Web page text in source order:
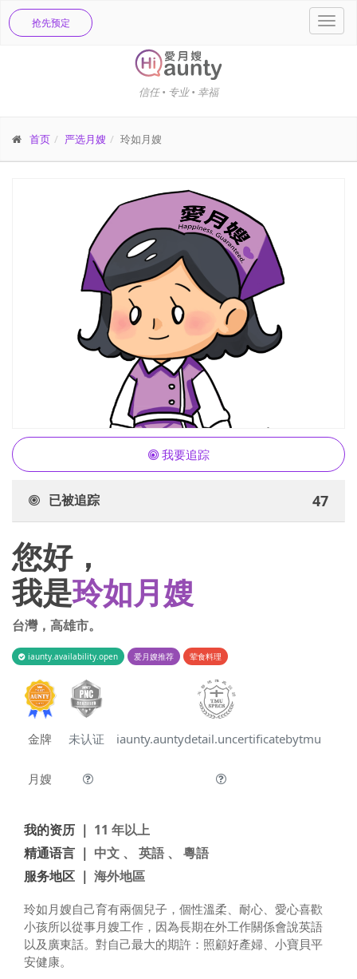
简体中文 购物车
信任 • 专业 • 幸福
抢先预定
首页 严选月嫂 玲如月嫂
我要追踪
已被追踪 47
您好，
我是玲如月嫂
台灣， 高雄市。
iaunty.availability.open 爱月嫂推荐 荤食料理
金牌
月嫂
未认证 iaunty.auntydetail.uncertificatebytmu
我的资历 ｜ 11 年以上
精通语言 ｜ 中文 、 英語 、 粵語
服务地区 ｜ 海外地區
玲如月嫂自己育有兩個兒子，個性溫柔、耐心、愛心喜歡
小孩所以從事月嫂工作，因為長期在外工作關係會說英語
以及廣東話。對自己最大的期許：照顧好產婦、小寶貝平
安健康。